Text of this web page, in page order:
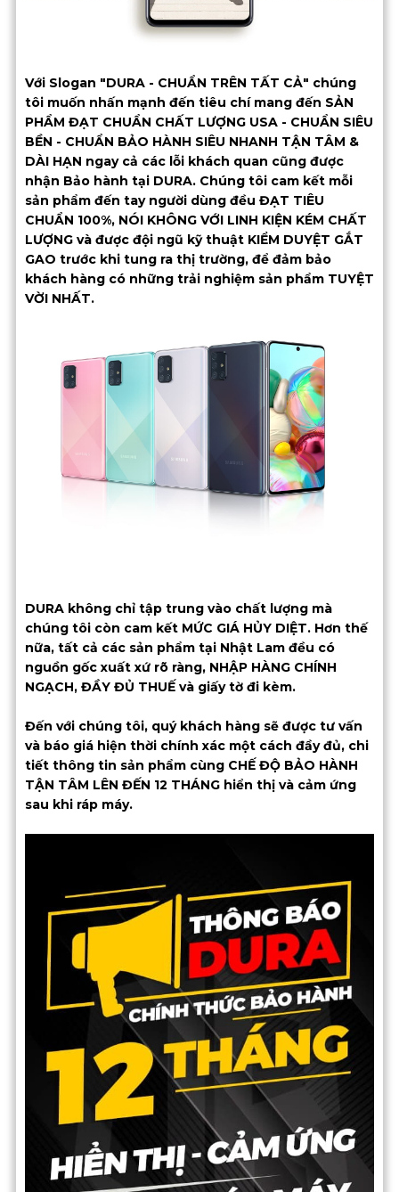
Với Slogan "DURA - CHUẨN TRÊN TẤT CẢ" chúng
tôi muốn nhấn mạnh đến tiêu chí mang đến SẢN
PHẨM ĐẠT CHUẨN CHẤT LƯỢNG USA - CHUẨN SIÊU
BỀN - CHUẨN BẢO HÀNH SIÊU NHANH TẬN TÂM &
DÀI HẠN ngay cả các lỗi khách quan cũng được
nhận Bảo hành tại DURA. Chúng tôi cam kết mỗi
sản phẩm đến tay người dùng đều ĐẠT TIÊU
CHUẨN 100%, NÓI KHÔNG VỚI LINH KIỆN KÉM CHẤT
LƯỢNG và được đội ngũ kỹ thuật KIỂM DUYỆT GẮT
GAO trước khi tung ra thị trường, để đảm bảo
khách hàng có những trải nghiệm sản phẩm TUYỆT
VỜI NHẤT.
DURA không chỉ tập trung vào chất lượng mà
chúng tôi còn cam kết MỨC GIÁ HỦY DIỆT. Hơn thế
nữa, tất cả các sản phẩm tại Nhật Lam đều có
nguồn gốc xuất xứ rõ ràng, NHẬP HÀNG CHÍNH
NGẠCH, ĐẦY ĐỦ THUẾ và giấy tờ đi kèm.
Đến với chúng tôi, quý khách hàng sẽ được tư vấn
và báo giá hiện thời chính xác một cách đầy đủ, chi
tiết thông tin sản phẩm cùng CHẾ ĐỘ BẢO HÀNH
TẬN TÂM LÊN ĐẾN 12 THÁNG hiển thị và cảm ứng
sau khi ráp máy.